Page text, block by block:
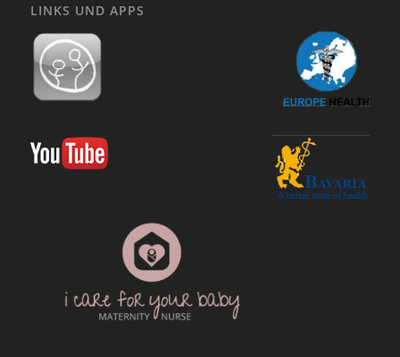
LINKS UND APPS